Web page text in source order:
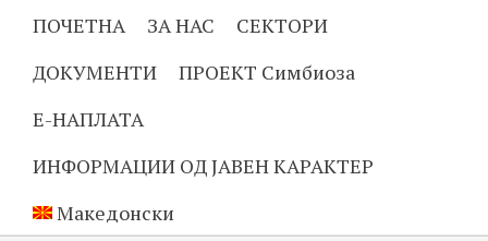
ПОЧЕТНА ЗА НАС
СЕКТОРИ
ДОКУМЕНТИ
ПРОЕКТ Симбиоза
Е-НАПЛАТА
ИНФОРМАЦИИ ОД ЈАВЕН КАРАКТЕР
Македонски